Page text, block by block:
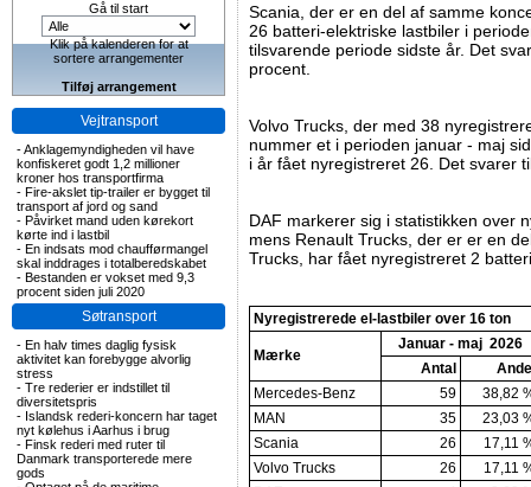
Gå til start
Klik på kalenderen for at
sortere arrangementer
Tilføj arrangement
Vejtransport
-Anklagemyndigheden vil have
konfiskeret godt 1,2 millioner
kroner hos transportfirma
- Fire-akslet tip-trailer er bygget til
transport af jord og sand
- Påvirket mand uden kørekort
kørte ind i lastbil
- En indsats mod chaufførmangel
skal inddrages i totalberedskabet
- Bestanden er vokset med 9,3
procent siden juli 2020
Søtransport
- En halv times daglig fysisk
aktivitet kan forebygge alvorlig
stress
- Tre rederier er indstillet til
diversitetspris
- Islandsk rederi-koncern har taget
nyt kølehus i Aarhus i brug
- Finsk rederi med ruter til
Danmark transporterede mere
gods
Scania, der er en del af samme
26 batteri-elektriske lastbiler i
tilsvarende periode sidste år. Det
procent.
Volvo Trucks, der med 38
nummer et i perioden januar - maj
i år fået nyregistreret 26. Det svarer
DAF markerer sig i statistikken over
mens Renault Trucks, der er er en
Trucks, har fået nyregistreret 2
Nyregistrerede el-lastbiler over 16 ton
Mærke
Januar - maj 2026
Antal
Mercedes-Benz
59
38,82
MAN
35
23,03
Scania
26
17,11
Volvo Trucks
26
17,11